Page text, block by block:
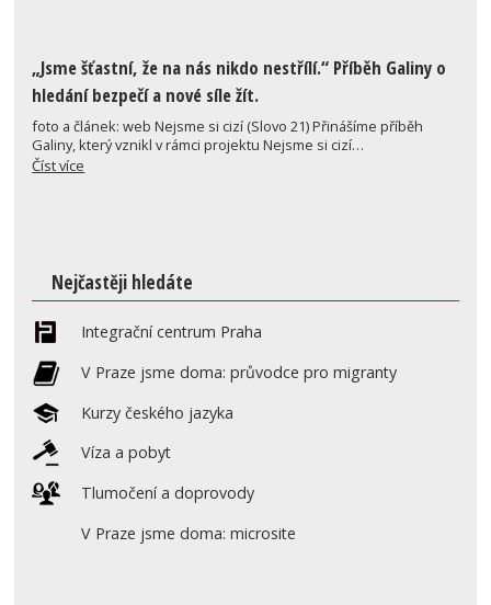
„Jsme šťastní, že na nás nikdo nestřílí.“ Příběh Galiny o
hledání bezpečí a nové síle žít.
foto a článek: web Nejsme si cizí (Slovo 21) Přinášíme příběh
Galiny, který vznikl v rámci projektu Nejsme si cizí…
Číst více
Nejčastěji hledáte
Integrační centrum Praha
V Praze jsme doma: průvodce pro migranty
Kurzy českého jazyka
Víza a pobyt
Tlumočení a doprovody
V Praze jsme doma: microsite